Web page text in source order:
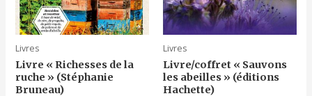
Livres
Livre « Richesses de la
ruche » (Stéphanie
Bruneau)
Livres
Livre/coffret « Sauvons
les abeilles » (éditions
Hachette)